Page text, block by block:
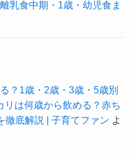
乳食中期・1歳・幼児食ま
？1歳・2歳・3歳・5歳別
リは何歳から飲める？赤ち
徹底解説 | 子育てファン よ